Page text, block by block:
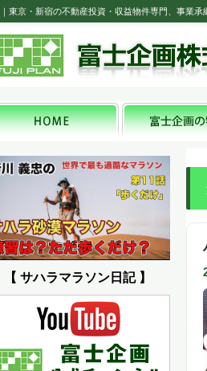
東京・新宿の不動産投資・収益物件専門、事業承
【 サハラマラソン日記 】